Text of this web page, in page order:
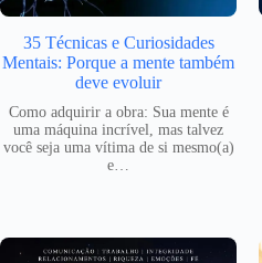
35 Técnicas e Curiosidades
Mentais: Porque a mente também
deve evoluir
Como adquirir a obra: Sua mente é
uma máquina incrível, mas talvez
você seja uma vítima de si mesmo(a)
e…